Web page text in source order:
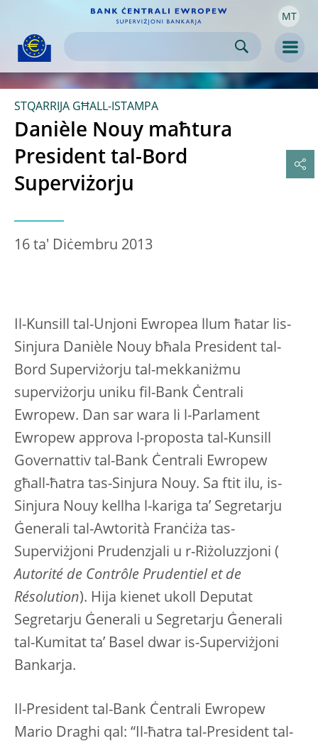
navigation
Skip to
content MT
STQARRIJA GĦALL-ISTAMPA
Danièle Nouy maħtura
President tal-Bord
Superviżorju
16 ta' Diċembru 2013
Il-Kunsill tal-Unjoni Ewropea llum ħatar lis-
Sinjura Danièle Nouy bħala President tal-
Bord Superviżorju tal-mekkaniżmu
superviżorju uniku fil-Bank Ċentrali
Ewropew. Dan sar wara li l-Parlament
Ewropew approva l-proposta tal-Kunsill
Governattiv tal-Bank Ċentrali Ewropew
għall-ħatra tas-Sinjura Nouy. Sa ftit ilu, is-
Sinjura Nouy kellha l-kariga ta’ Segretarju
Ġenerali tal-Awtorità Franċiża tas-
Superviżjoni Prudenzjali u r-Riżoluzzjoni (
Autorité de Contrôle Prudentiel et de
Résolution). Hija kienet ukoll Deputat
Segretarju Ġenerali u Segretarju Ġenerali
tal-Kumitat ta’ Basel dwar is-Superviżjoni
Bankarja.
Il-President tal-Bank Ċentrali Ewropew
Mario Draghi qal: “Il-ħatra tal-President tal-